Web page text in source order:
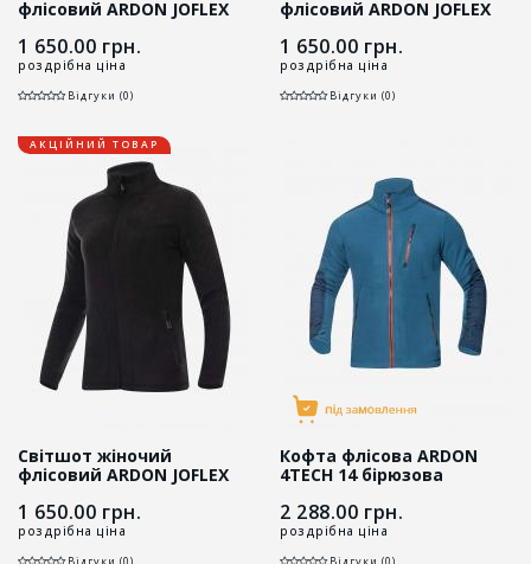
флісовий ARDON JOFLEX
1 650.00 грн.
роздрібна ціна
Відгуки (0)
флісовий ARDON JOFLEX
1 650.00 грн.
роздрібна ціна
Відгуки (0)
АКЦІЙНИЙ ТОВАР
Світшот жіночий
флісовий ARDON JOFLEX
1 650.00 грн.
роздрібна ціна
Кофта флісова ARDON
4TECH 14 бірюзова
2 288.00 грн.
роздрібна ціна